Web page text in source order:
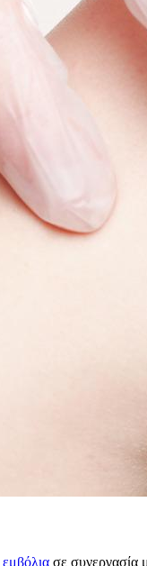
εμβόλια σε συνεργασία